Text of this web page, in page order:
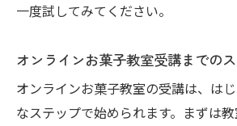
一度試してみてください。
オンラインお菓子教室受講までの
オンラインお菓子教室の受講は、は
なステップで始められます。まずは